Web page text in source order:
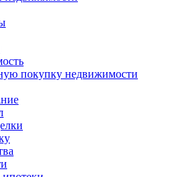
покупку недвижимости